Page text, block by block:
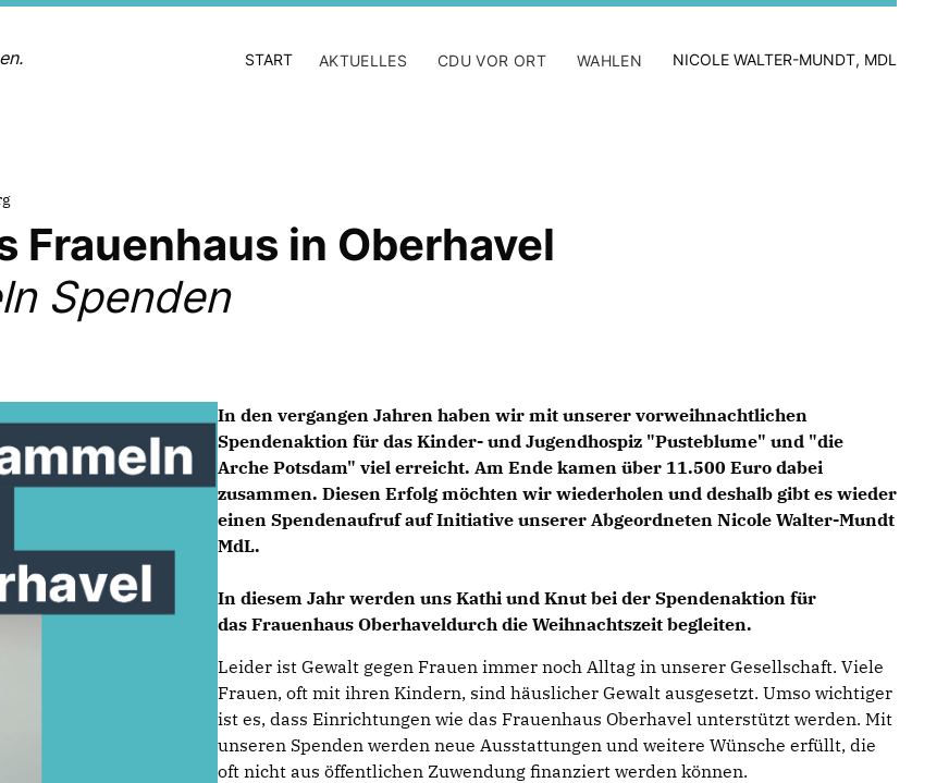
START AKTUELLES CDU VOR ORT WAHLEN NICOLE WALTER-MUNDT, MDL
Frauenhaus in Oberhavel
Spenden
In den vergangen Jahren haben wir mit unserer vorweihnachtlichen
Spendenaktion für das Kinder- und Jugendhospiz "Pusteblume" und "die
Arche Potsdam" viel erreicht. Am Ende kamen über 11.500 Euro dabei
zusammen. Diesen Erfolg möchten wir wiederholen und deshalb gibt es wieder
einen Spendenaufruf auf Initiative unserer Abgeordneten Nicole Walter-Mundt
MdL.
In diesem Jahr werden uns Kathi und Knut bei der Spendenaktion für
das Frauenhaus Oberhaveldurch die Weihnachtszeit begleiten.
Leider ist Gewalt gegen Frauen immer noch Alltag in unserer Gesellschaft. Viele
Frauen, oft mit ihren Kindern, sind häuslicher Gewalt ausgesetzt. Umso wichtiger
ist es, dass Einrichtungen wie das Frauenhaus Oberhavel unterstützt werden. Mit
unseren Spenden werden neue Ausstattungen und weitere Wünsche erfüllt, die
oft nicht aus öffentlichen Zuwendung finanziert werden können.